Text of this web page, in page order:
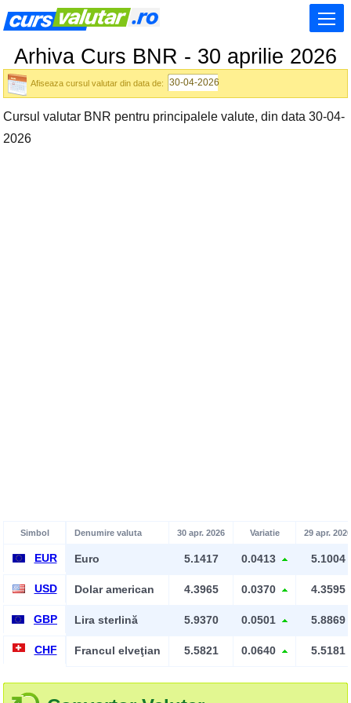
Arhiva Curs BNR - 30 aprilie 2026
Afiseaza cursul valutar din data de:
Cursul valutar BNR pentru principalele valute, din data 30-04-
2026
Simbol Denumire valuta 30 apr. 2026 Variatie 29 apr. 2026
EUR Euro 5.1417 0.0413 5.1004
USD Dolar american 4.3965 0.0370 4.3595
GBP Lira sterlină 5.9370 0.0501 5.8869
CHF Francul elveţian 5.5821 0.0640 5.5181